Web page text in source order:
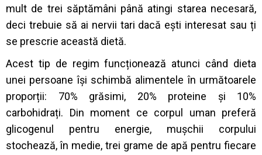
mult de trei săptămâni până atingi starea necesară,
deci trebuie să ai nervii tari dacă ești interesat sau ți
se prescrie această dietă.
Acest tip de regim funcționează atunci când dieta
unei persoane își schimbă alimentele în următoarele
proporții: 70% grăsimi, 20% proteine și 10%
carbohidrați. Din moment ce corpul uman preferă
glicogenul pentru energie, mușchii corpului
stochează, în medie, trei grame de apă pentru fiecare